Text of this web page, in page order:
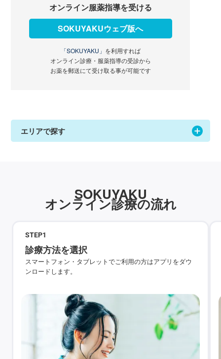
オンライン服薬指導を受ける
SOKUYAKUウェブ版へ
「SOKUYAKU」 を利用すれば
オンライン診療・服薬指導の受診から
お薬を郵送にて受け取る事が可能です
エリアで探す
SOKUYAKU
オンライン診療の流れ
STEP1
診療方法を選択
スマートフォン・タブレットでご利用の方はアプリをダウ
ンロードします。